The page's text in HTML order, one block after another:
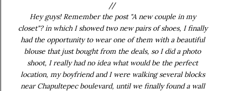
//
Hey guys! Remember the post "A new couple in my
closet"? in which I showed two new pairs of shoes, I finally
had the opportunity to wear one of them with a beautiful
blouse that just bought from the deals, so I did a photo
shoot, I really had no idea what would be the perfect
location, my boyfriend and I were walking several blocks
near Chapultepec boulevard, until we finally found a wall